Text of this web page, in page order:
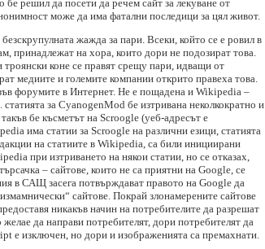
бе решил да посети да речем сайт за лекуване от
може да има фатални последици за цял живот.
жажда за пари. Всеки, който се е ровил в
принадлежат на хора, които дори не подозират това.
коне се правят срещу пари, идващи от
медиите и големите компании открито правеха това.
форумите в Интернет. Не е пощадена и Wikipedia –
за CyanogenMod бе изтривана неколкократно и
бе късметът на Scroogle (уеб-адресът е
има статии за Scroogle на различни езици, статията
на статиите в Wikipedia, са били инициирани
при изтриването на някои статии, но се отказах,
– сайтове, които не са приятни на Google, се
в САЩ засега потвърждават правото на Google да
сайтове. Покрай злонамерените сайтове
никакъв начин на потребителите да разрешат
да направи потребителят, дори потребителят да
е изключен, но дори и изображенията са премахнати.